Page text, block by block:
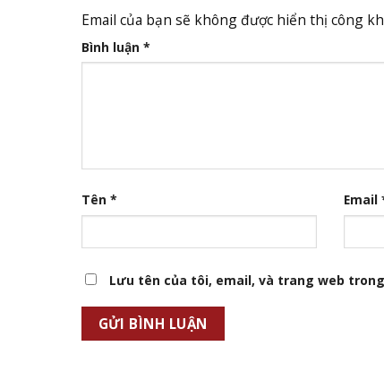
Email của bạn sẽ không được hiển thị công
Bình luận *
Tên * Email
Lưu tên của tôi, email, và trang web